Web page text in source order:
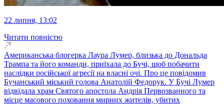
22 липня, 13:02
Читати повністю
Американська блогерка Лаура Лумер, близька до Дональда
Трампа та його команди, приїхала до Бучі, щоб побачити
наслідки російської агресії на власні очі. Про це повідомив
Бучанський міський голова Анатолій Федорук. У Бучі Лумер
відвідала храм Святого апостола Андрія Первозванного та
місце масового поховання мирних жителів, убитих